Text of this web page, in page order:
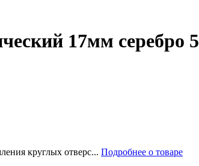
17мм серебро
круглых отверс... Подробнее о товаре